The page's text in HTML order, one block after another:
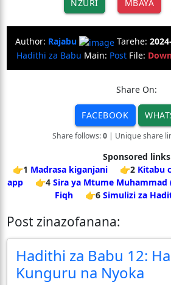
NZURI MBAYA
Author: Rajabu Tarehe:
Hadithi za Babu Main: PostFile:
Share On:
FACEBOOK
Share follows:0| Unique share
Sponsored links
👉1 Madrasa kiganjani 👉2 Kitabu
app
👉4 Sira ya Mtume Muhammad
Fiqh
👉6 Simulizi za
Post zinazofanana:
Hadithi za Babu 12:
Kunguru na Nyoka